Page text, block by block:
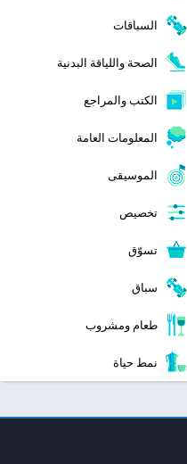
السباقات
الصحة واللياقة البدنية
الكتب والمراجع
المعلومات العامة
الموسيقى
تخصيص
تسوّق
سباق
طعام ومشروب
نمط حياة